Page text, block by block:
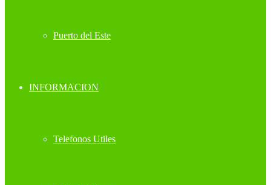
Puerto del Este
INFORMACION
Telefonos Utiles